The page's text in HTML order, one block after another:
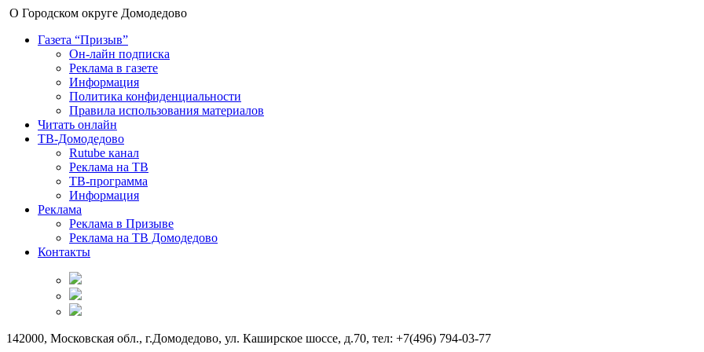
О Городском округе Домодедово
Газета “Призыв”
Он-лайн подписка
Реклама в газете
Информация
Политика конфиденциальности
Правила использования материалов
Читать онлайн
ТВ-Домодедово
Rutube канал
Реклама на ТВ
ТВ-программа
Информация
Реклама
Реклама в Призыве
Реклама на ТВ Домодедово
Контакты
142000, Московская обл., г.Домодедово, ул. Каширское шоссе, д.70, тел: +7(496) 794-03-77